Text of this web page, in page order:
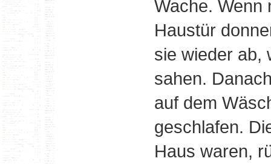
Wache. Wenn
Haustür
sie wieder ab,
sahen.
auf dem
geschlafen.
Haus waren,